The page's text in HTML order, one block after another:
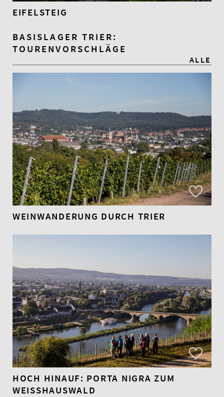
EIFELSTEIG
BASISLAGER TRIER:
TOURENVORSCHLÄGE
ALLE
WEINWANDERUNG DURCH TRIER
HOCH HINAUF: PORTA NIGRA ZUM
WEISSHAUSWALD